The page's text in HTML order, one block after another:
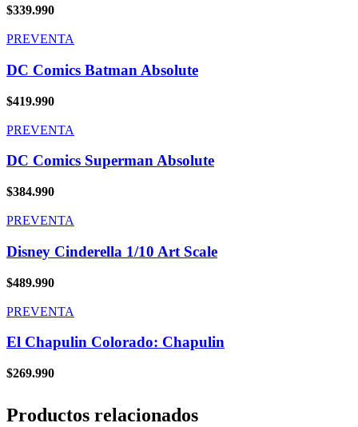
$339.990
PREVENTA
DC Comics Batman Absolute
$419.990
PREVENTA
DC Comics Superman Absolute
$384.990
PREVENTA
Disney Cinderella 1/10 Art Scale
$489.990
PREVENTA
El Chapulin Colorado: Chapulin
$269.990
Productos relacionados